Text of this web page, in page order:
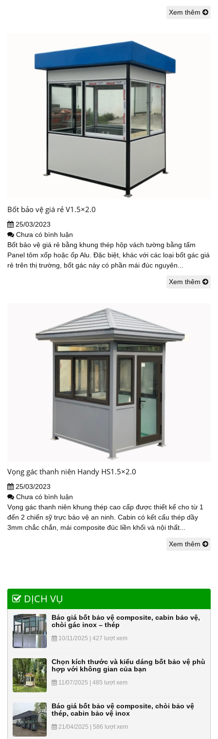
Xem thêm
Bốt bảo vệ giá rẻ V1.5×2.0
25/03/2023
Chưa có bình luận
Bốt bảo vệ giá rẻ bằng khung thép hộp vách tường bằng tấm
Panel tôm xốp hoặc ốp Alu. Đặc biệt, khác với các loại bốt gác giá
rẻ trên thị trường, bốt gác này có phần mái đúc nguyên...
Xem thêm
Vọng gác thanh niên Handy HS1.5×2.0
25/03/2023
Chưa có bình luận
Vọng gác thanh niên khung thép cao cấp được thiết kế cho từ 1
đến 2 chiến sỹ trực bảo vệ an ninh. Cabin có kết cấu thép dầy
3mm chắc chắn, mái composite đúc liền khối và nội thất...
Xem thêm
DỊCH VỤ
Báo giá bốt bảo vệ composite, cabin bảo vệ,
chòi gác inox – thép
10/11/2025 | 427 lượt xem
Chọn kích thước và kiểu dáng bốt bảo vệ phù
hợp với không gian của bạn
11/07/2025 | 485 lượt xem
Báo giá bốt bảo vệ composite, chòi bảo vệ
thép, cabin bảo vệ inox
21/04/2025 | 586 lượt xem